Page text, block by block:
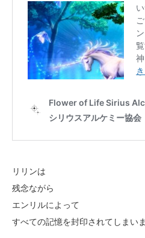
リリンは
残念ながら
エンリルによって
すべての記憶を封印されてしまいま